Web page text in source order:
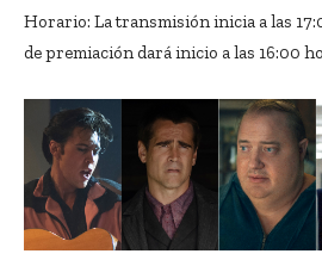
Horario: La transmisión inicia a las
de premiación dará inicio a las 16:00